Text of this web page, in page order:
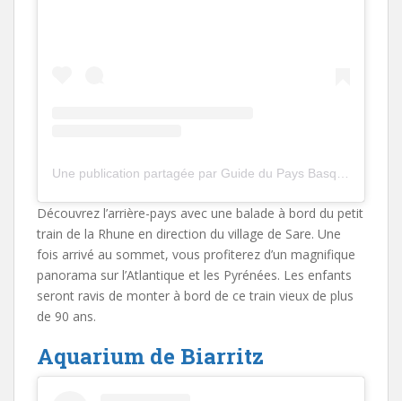
Découvrez l’arrière-pays avec une balade à bord du petit
train de la Rhune en direction du village de Sare. Une
fois arrivé au sommet, vous profiterez d’un magnifique
panorama sur l’Atlantique et les Pyrénées. Les enfants
seront ravis de monter à bord de ce train vieux de plus
de 90 ans.
Aquarium de Biarritz